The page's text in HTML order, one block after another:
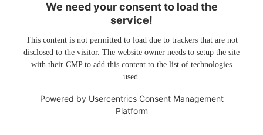
We need your consent to load the
service!
This content is not permitted to load due to trackers that are not
disclosed to the visitor. The website owner needs to setup the site
with their CMP to add this content to the list of technologies
used.
Powered by Usercentrics Consent Management
Platform